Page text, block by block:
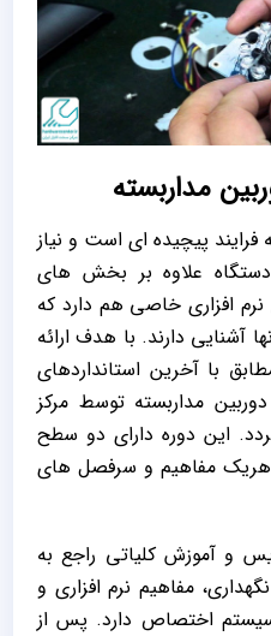
مداربسته
پیچیده ای است و نیاز
دستگاه علاوه بر بخش های
افزاری خاصی هم دارد که
آشنایی دارند. با هدف ارائه
با آخرین استانداردهای
مداربسته توسط مرکز
این دوره دارای دو سطح
مفاهیم و سرفصل های
و آموزش کلیاتی راجع به
مفاهیم نرم افزاری و
اختصاص دارد. پس از